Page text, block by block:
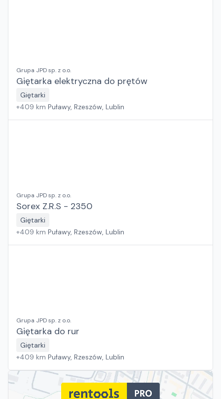
Grupa JPD sp. z o.o.
Giętarka elektryczna do prętów
Giętarki
+409 km Puławy, Rzeszów, Lublin
Grupa JPD sp. z o.o.
Sorex Z.R.S - 2350
Giętarki
+409 km Puławy, Rzeszów, Lublin
Grupa JPD sp. z o.o.
Giętarka do rur
Giętarki
+409 km Puławy, Rzeszów, Lublin